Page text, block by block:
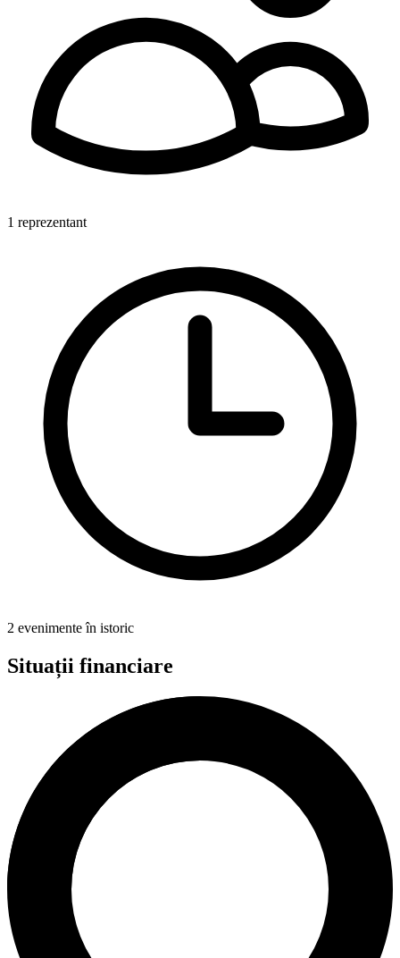
1 reprezentant
2 evenimente în istoric
Situații financiare